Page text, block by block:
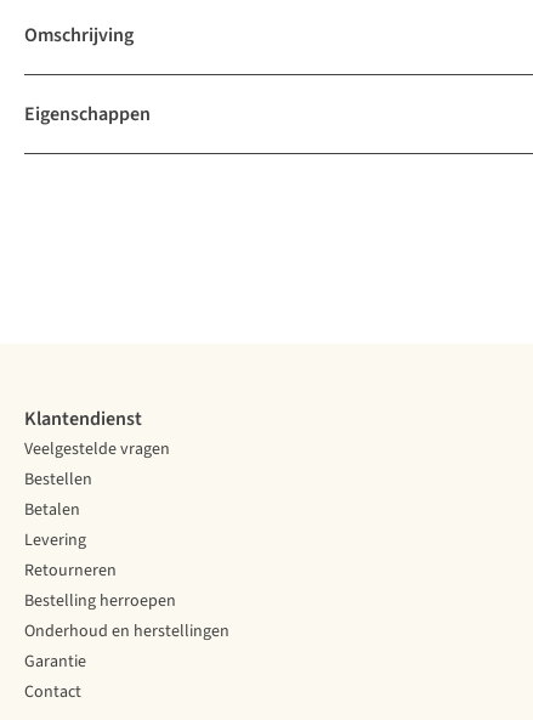
Omschrijving
Eigenschappen
Klantendienst
Veelgestelde vragen
Bestellen
Betalen
Levering
Retourneren
Bestelling herroepen
Onderhoud en herstellingen
Garantie
Contact